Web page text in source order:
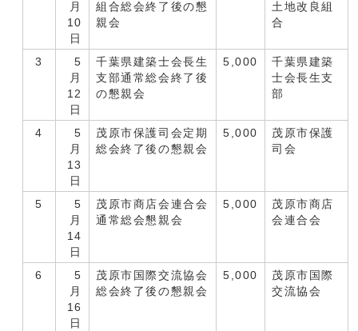
月
10
日
組合総会終了後の懇
親会
土地改良組
合
3
5
月
12
日
千葉県建築士会長生
支部通常総会終了後
の懇親会
5,000
千葉県建築
士会長生支
部
4
5
月
13
日
茂原市保護司会定期
総会終了後の懇親会
5,000
茂原市保護
司会
5
5
月
14
日
茂原市商店会連合会
通常総会懇親会
5,000
茂原市商店
会連合会
6
5
月
16
日
茂原市国際交流協会
総会終了後の懇親会
5,000
茂原市国際
交流協会